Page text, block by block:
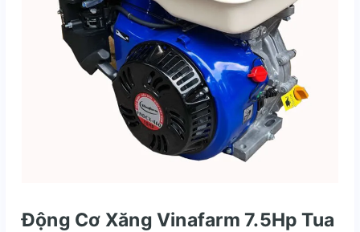
Động Cơ Xăng Vinafarm 7.5Hp Tua